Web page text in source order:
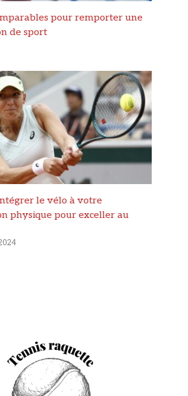
pour remporter une
de sport
le vélo à votre
physique pour exceller au